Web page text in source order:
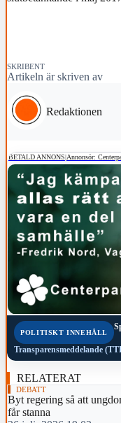
SKRIBENT
Artikeln är skriven av
Redaktionen
BETALD ANNONS|Annonsör:
POLITISKT INNEHÅLL
Transparensmeddelande
RELATERAT
DEBATT
Byt regering så att
får stanna